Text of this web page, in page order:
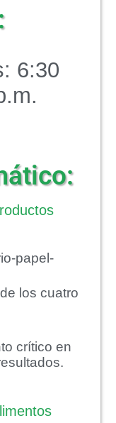
6:30
papel-
los cuatro
crítico en